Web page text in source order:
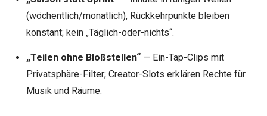
(wöchentlich/monatlich), Rückkehrpunkte bleiben
konstant; kein „Täglich-oder-nichts“.
„Teilen ohne Bloßstellen“— Ein-Tap-Clips mit
Privatsphäre-Filter; Creator-Slots erklären Rechte für
Musik und Räume.